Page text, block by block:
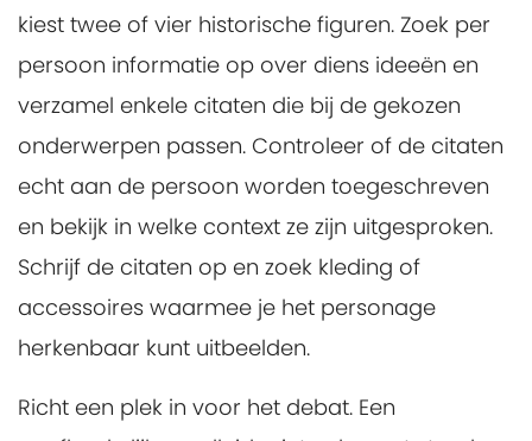
kiest twee of vier historische figuren. Zoek per
persoon informatie op over diens ideeën en
verzamel enkele citaten die bij de gekozen
onderwerpen passen. Controleer of de citaten
echt aan de persoon worden toegeschreven
en bekijk in welke context ze zijn uitgesproken.
Schrijf de citaten op en zoek kleding of
accessoires waarmee je het personage
herkenbaar kunt uitbeelden.
Richt een plek in voor het debat. Een